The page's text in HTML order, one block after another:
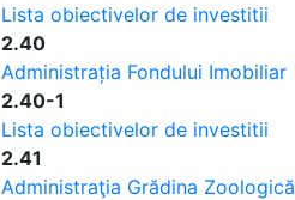
Lista obiectivelor de investitii
2.40
Administrația Fondului Imobiliar
2.40-1
Lista obiectivelor de investitii
2.41
Administraţia Grădina